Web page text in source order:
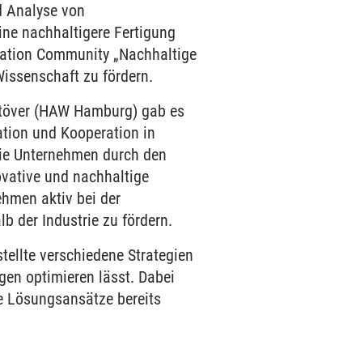
Analyse von
nachhaltigere Fertigung
Community „Nachhaltige
zu fördern.
(HAW Hamburg) gab es
und Kooperation in
Unternehmen durch den
und nachhaltige
aktiv bei der
der Industrie zu fördern.
verschiedene Strategien
optimieren lässt. Dabei
Lösungsansätze bereits